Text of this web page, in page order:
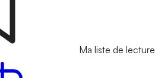
Ma liste de lecture